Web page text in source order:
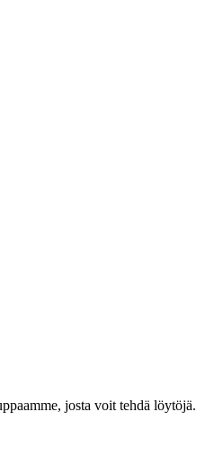
josta voit tehdä löytöjä.